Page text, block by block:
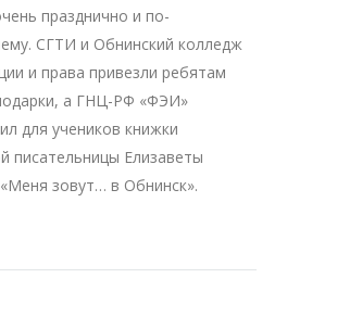
празднично и по-
СГТИ и Обнинский колледж
и права привезли ребятам
а ГНЦ-РФ «ФЭИ»
для учеников книжки
писательницы Елизаветы
зовут… в Обнинск».